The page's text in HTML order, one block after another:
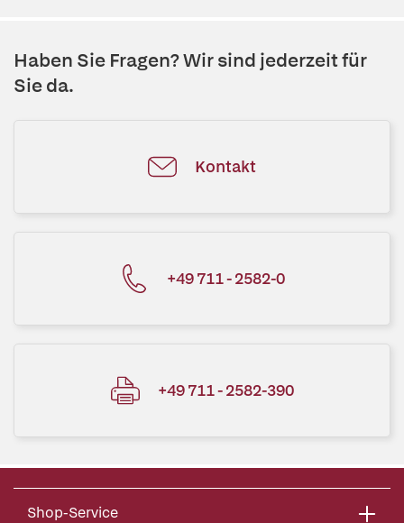
Haben Sie Fragen? Wir sind jederzeit für
Sie da.
Kontakt
+49 711 - 2582-0
+49 711 - 2582-390
Shop-Service